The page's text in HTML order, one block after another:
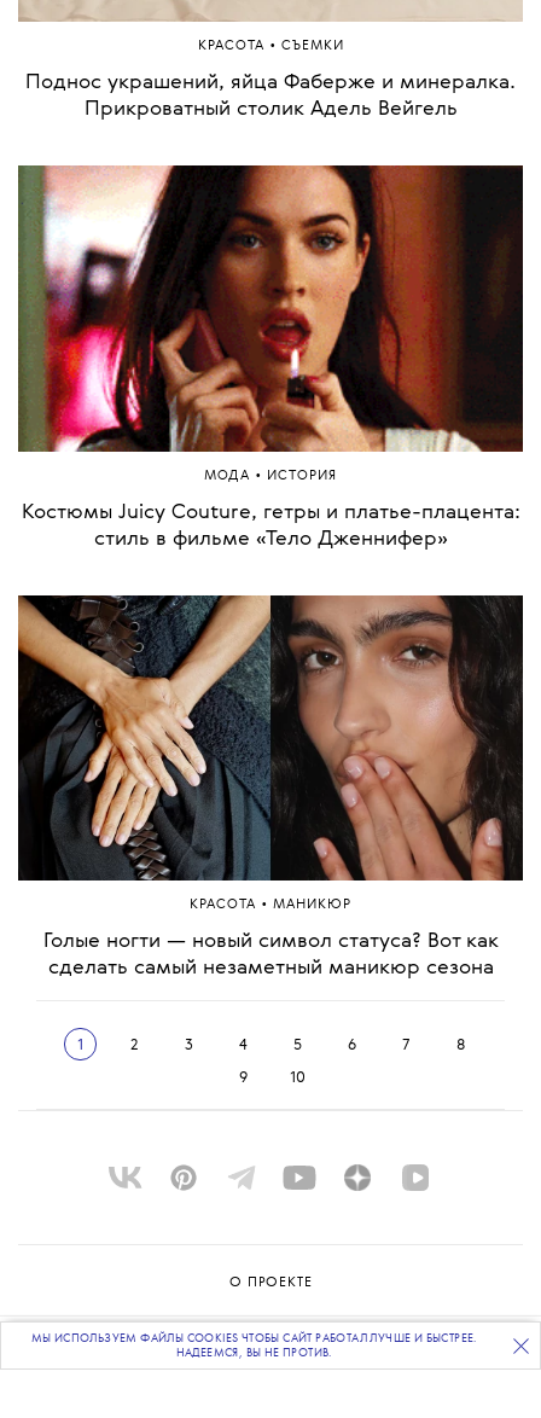
ПОДПИСЫВАЙТЕСЬНА НАШУ ВЕЧЕРНЮЮ РАССЫЛКУ
КРАСОТА • СЪЕМКИ
Поднос украшений, яйца Фаберже и минералка.
Прикроватный столик Адель Вейгель
МОДА • ИСТОРИЯ
Костюмы Juicy Couture, гетры и платье-плацента:
стиль в фильме «Тело Дженнифер»
КРАСОТА • МАНИКЮР
Голые ногти — новый символ статуса? Вот как
сделать самый незаметный маникюр сезона
1 2 3 4 5 6 7 8
9 10
О ПРОЕКТЕ
КОМАНДА
BLUE LAB
МЫ ИСПОЛЬЗУЕМ ФАЙЛЫ COOKIES ЧТОБЫ САЙТ РАБОТАЛ ЛУЧШЕ И БЫСТРЕЕ.
НАДЕЕМСЯ, ВЫ НЕ ПРОТИВ.